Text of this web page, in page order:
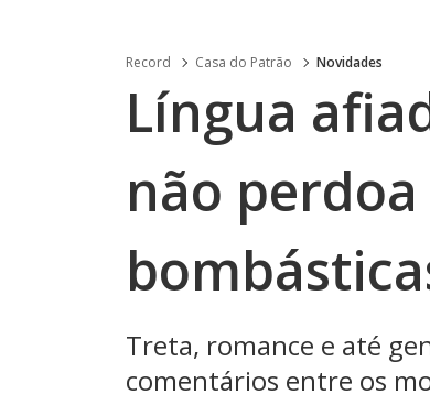
Record Casa do Patrão Novidades
Língua
não
Treta, romance e até
comentários entre os